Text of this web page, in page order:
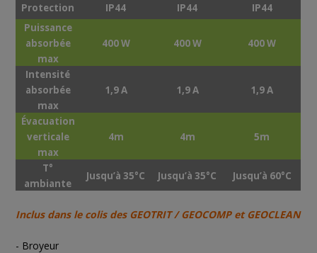
Protection
IP44 IP44
IP44
Puissance
absorbée
max
400 W 400 W 400 W
Intensité
absorbée
max
1,9 A 1,9 A 1,9 A
Évacuation
verticale
max
4m 4m 5m
T°
ambiante
Jusqu’à 35°C Jusqu’à 35°C Jusqu’à 60°C
Inclus dans le colis des GEOTRIT / GEOCOMP et GEOCLEAN
- Broyeur